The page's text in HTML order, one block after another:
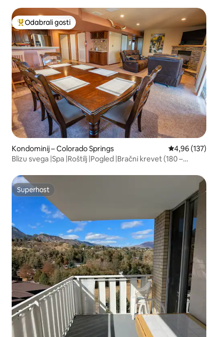
Među najviše rangiranima s oznakom „Odabrali gosti”
Odabrali gosti
Kondominij – Colorado Springs Prosječna
4,96 (137)
Blizu svega |Spa |Roštilj |Pogled |Bračni krevet (180 –
Superhost
Superhost